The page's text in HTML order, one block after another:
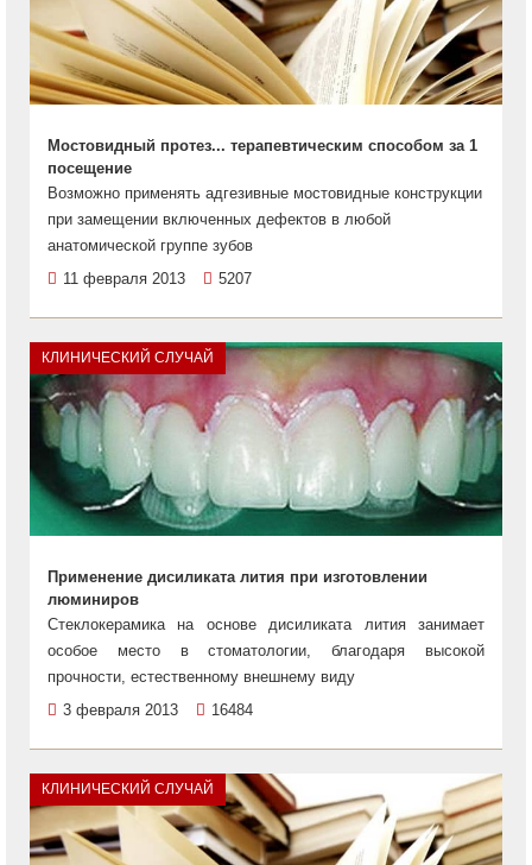
Мостовидный протез... терапевтическим способом за 1
посещение
Возможно применять адгезивные мостовидные конструкции
при замещении включенных дефектов в любой
анатомической группе зубов
11 февраля 2013
5207
КЛИНИЧЕСКИЙ СЛУЧАЙ
Применение дисиликата лития при изготовлении
люминиров
Стеклокерамика на основе дисиликата лития занимает
особое место в стоматологии, благодаря высокой
прочности, естественному внешнему виду
3 февраля 2013
16484
КЛИНИЧЕСКИЙ СЛУЧАЙ